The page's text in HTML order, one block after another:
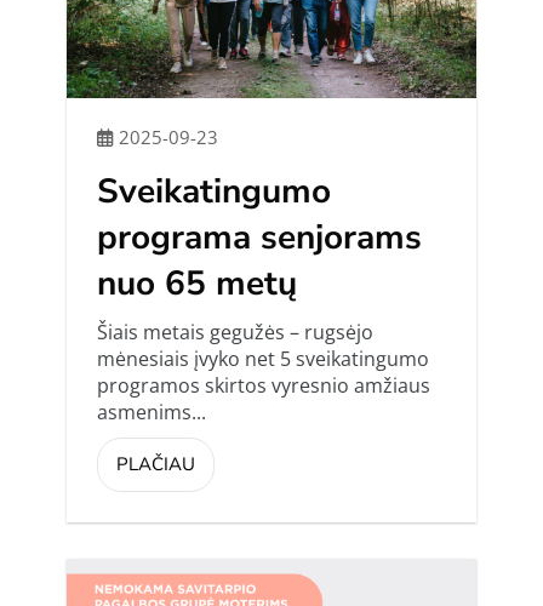
2025-09-23
Sveikatingumo
programa senjorams
nuo 65 metų
Šiais metais gegužės – rugsėjo
mėnesiais įvyko net 5 sveikatingumo
programos skirtos vyresnio amžiaus
asmenims...
PLAČIAU